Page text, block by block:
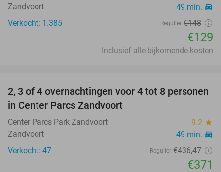
Zandvoort 49 min. directions_car
Verkocht: 1.385 Regulier €148
€129
Inclusief alle bijkomende kosten
15%
2, 3 of 4 overnachtingen voor 4 tot 8 personen
in Center Parcs Zandvoort
Center Parcs Park Zandvoort 9.2 star
Zandvoort 49 min. directions_car
Verkocht: 47 Regulier €436,47
€371